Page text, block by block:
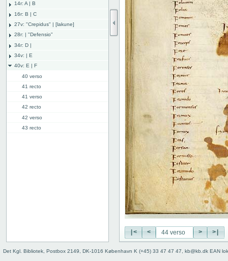
14r: A | B
16r: B | C
27v: "Crepidus" | [lakune]
28r: | "Defensio"
34r: D |
34v: | E
40v: E | F
40 verso
41 recto
41 verso
42 recto
42 verso
43 recto
62v: L | ///
Bind
|< < > >|
Det Kgl. Bibliotek, Postbox 2149, DK-1016 København K (+45) 33 47 47 47, kb@kb.dk EAN